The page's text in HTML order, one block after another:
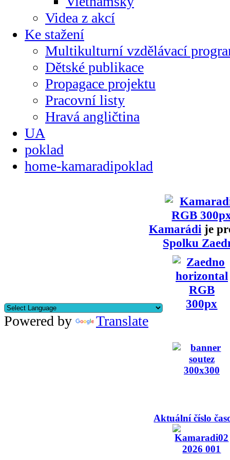
Videa z akcí
Ke stažení
Multikulturní vzdělávací
Dětské publikace
Propagace projektu
Pracovní listy
Hravá angličtina
UA
poklad
home-kamaradipoklad
Kamarádi je
Spolku
Powered by Translate
Aktuální číslo